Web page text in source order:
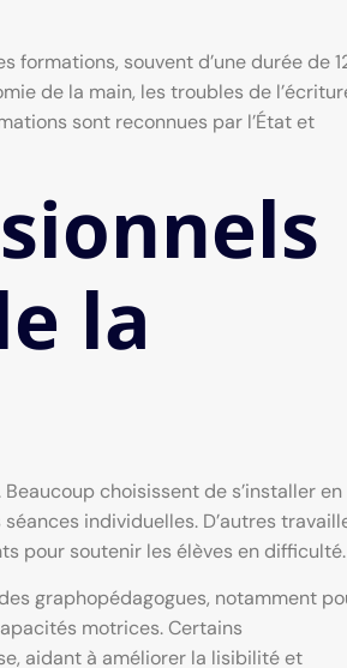
souvent d’une durée de
de la main, les troubles de
sont reconnues par l’État et
la
choisissent de s’installer en
individuelles. D’autres
pour soutenir les élèves en difficulté.
graphopédagogues, notamment
motrices. Certains
aidant à améliorer la lisibilité et